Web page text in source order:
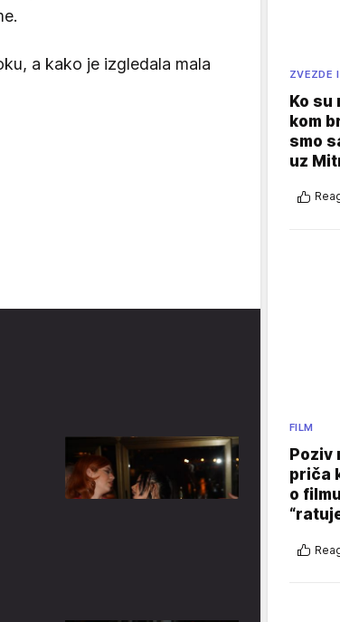
a kako je izgledala mala
ZVEZDE
Ko su
kom
smo
uz
FILM
Poziv
priča
o